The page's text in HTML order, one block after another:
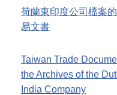
荷蘭東印度公司檔案
易文書
Taiwan Trade
the Archives of the
India Company